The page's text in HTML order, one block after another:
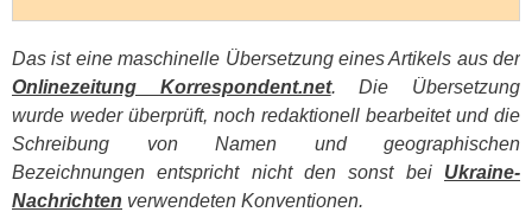
Das ist eine maschinelle Übersetzung eines Artikels aus der
Onlinezeitung Korrespondent.net. Die Übersetzung
wurde weder überprüft, noch redaktionell bearbeitet und die
Schreibung von Namen und geographischen
Bezeichnungen entspricht nicht den sonst bei Ukraine-
Nachrichten verwendeten Konventionen.